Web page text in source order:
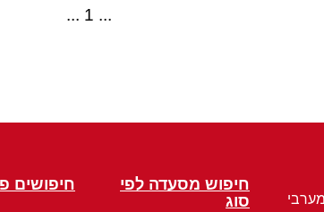
1
חיפוש מסעדה לפי
סוג
חיפושים